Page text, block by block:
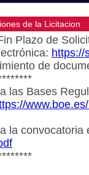
de la Licitacion
Plazo de
https://
de
las Bases
la